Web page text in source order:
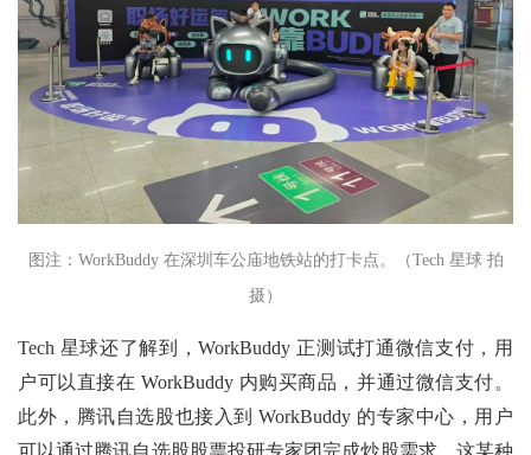
图注：WorkBuddy 在深圳车公庙地铁站的打卡点。（Tech 星球 拍
摄）
Tech 星球还了解到，WorkBuddy 正测试打通微信支付，用
户可以直接在 WorkBuddy 内购买商品，并通过微信支付。
此外，腾讯自选股也接入到 WorkBuddy 的专家中心，用户
可以通过腾讯自选股股票投研专家团完成炒股需求。这某种